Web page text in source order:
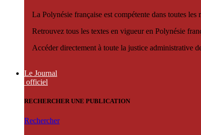
La Polynésie française est compétente dans toutes
Retrouvez tous les textes en vigueur en Polynésie
Accéder directement à toute la justice administrative
Le Journal
officiel
RECHERCHER UNE PUBLICATION
Rechercher